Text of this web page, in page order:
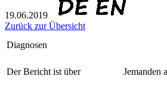
19.06.2019
Zurück zur Übersicht
Diagnosen
Der Bericht ist über Jemanden